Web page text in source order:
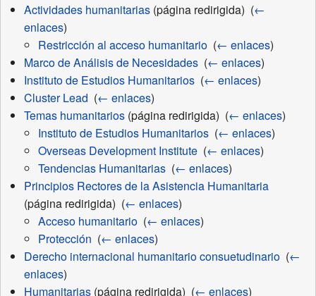
Actividades humanitarias(página redirigida) ‎ (←
enlaces)
Restricción al acceso humanitario‎ (← enlaces)
Marco de Análisis de Necesidades‎ (← enlaces)
Instituto de Estudios Humanitarios‎ (← enlaces)
Cluster Lead (← enlaces)
Temas humanitarios(página redirigida) ‎ (← enlaces)
Instituto de Estudios Humanitarios‎ (← enlaces)
Overseas Development Institute‎ (← enlaces)
Tendencias Humanitarias‎ (← enlaces)
Principios Rectores de la Asistencia Humanitaria
(página redirigida) ‎ (← enlaces)
Acceso humanitario‎ (← enlaces)
Protección (← enlaces)
Derecho internacional humanitario consuetudinario‎ (←
enlaces)
Humanitarias(página redirigida) ‎ (← enlaces)